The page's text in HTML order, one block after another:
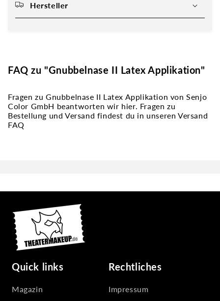
Hersteller
FAQ zu "Gnubbelnase II Latex Applikation"
Fragen zu Gnubbelnase II Latex Applikation von Senjo
Color GmbH beantworten wir hier. Fragen zu
Bestellung und Versand findest du in unseren Versand
FAQ
Quick links
Magazin
Rechtliches
Impressum